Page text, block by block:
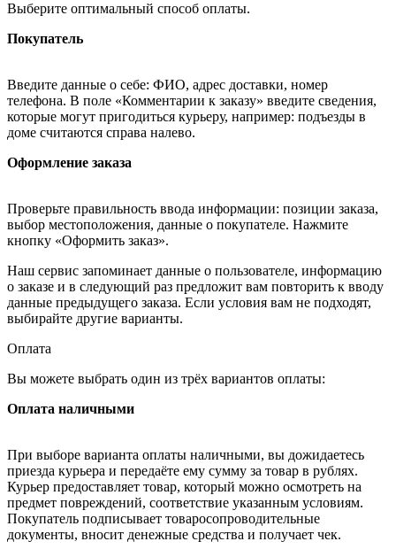
Выберите оптимальный способ оплаты.
Покупатель
Введите данные о себе: ФИО, адрес доставки, номер
телефона. В поле «Комментарии к заказу» введите сведения,
которые могут пригодиться курьеру, например: подъезды в
доме считаются справа налево.
Оформление заказа
Проверьте правильность ввода информации: позиции заказа,
выбор местоположения, данные о покупателе. Нажмите
кнопку «Оформить заказ».
Наш сервис запоминает данные о пользователе, информацию
о заказе и в следующий раз предложит вам повторить к вводу
данные предыдущего заказа. Если условия вам не подходят,
выбирайте другие варианты.
Оплата
Вы можете выбрать один из трёх вариантов оплаты:
Оплата наличными
При выборе варианта оплаты наличными, вы дожидаетесь
приезда курьера и передаёте ему сумму за товар в рублях.
Курьер предоставляет товар, который можно осмотреть на
предмет повреждений, соответствие указанным условиям.
Покупатель подписывает товаросопроводительные
документы, вносит денежные средства и получает чек.